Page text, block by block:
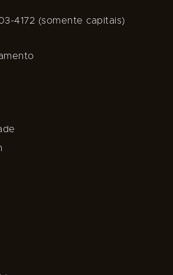
4172 (somente capitais)